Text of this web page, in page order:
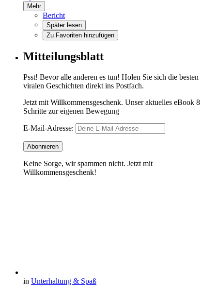
Mehr
Bericht
Später lesen
Zu Favoriten hinzufügen
Mitteilungsblatt
Psst! Bevor alle anderen es tun! Holen Sie sich die besten
viralen Geschichten direkt ins Postfach.
Jetzt mit Willkommensgeschenk. Unser aktuelles eBook 8
Schritte zur eigenen Bewegung
E-Mail-Adresse:
Keine Sorge, wir spammen nicht. Jetzt mit
Willkommensgeschenk!
in Unterhaltung & Spaß